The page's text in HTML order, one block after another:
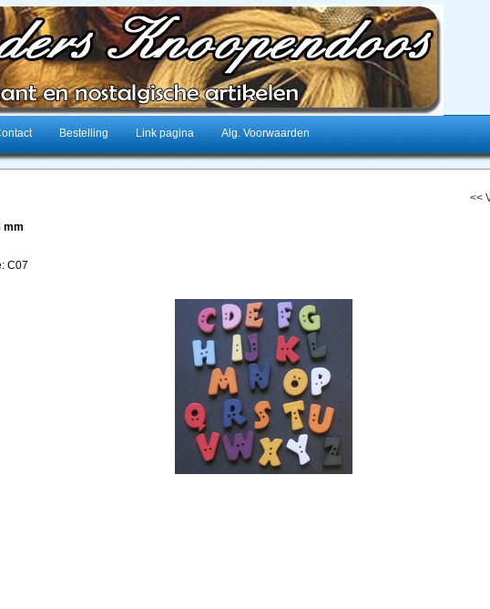
Bestelling Link pagina Alg. Voorwaarden
<<
mm
C07